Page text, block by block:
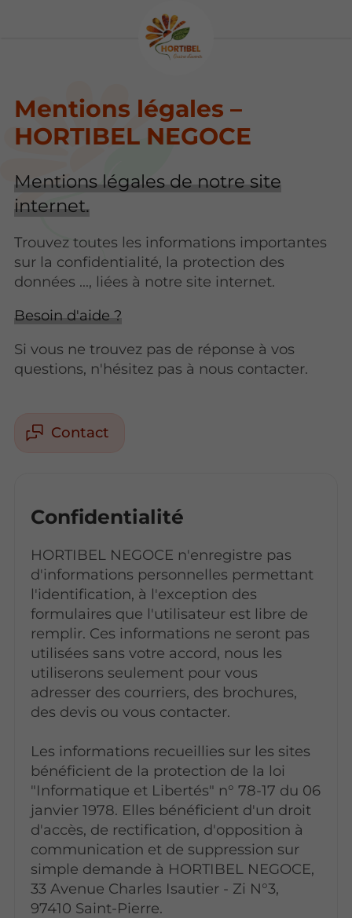
Mentions légales –
HORTIBEL NEGOCE
Mentions légales de notre site
internet.
Trouvez toutes les informations importantes
sur la confidentialité, la protection des
données ..., liées à notre site internet.
Besoin d'aide ?
Si vous ne trouvez pas de réponse à vos
questions, n'hésitez pas à nous contacter.
Contact
Confidentialité
HORTIBEL NEGOCE n'enregistre pas
d'informations personnelles permettant
l'identification, à l'exception des
formulaires que l'utilisateur est libre de
remplir. Ces informations ne seront pas
utilisées sans votre accord, nous les
utiliserons seulement pour vous
adresser des courriers, des brochures,
des devis ou vous contacter.
Les informations recueillies sur les sites
bénéficient de la protection de la loi
"Informatique et Libertés" n° 78-17 du 06
janvier 1978. Elles bénéficient d'un droit
d'accès, de rectification, d'opposition à
communication et de suppression sur
simple demande à HORTIBEL NEGOCE,
33 Avenue Charles Isautier - Zi N°3,
97410 Saint-Pierre.